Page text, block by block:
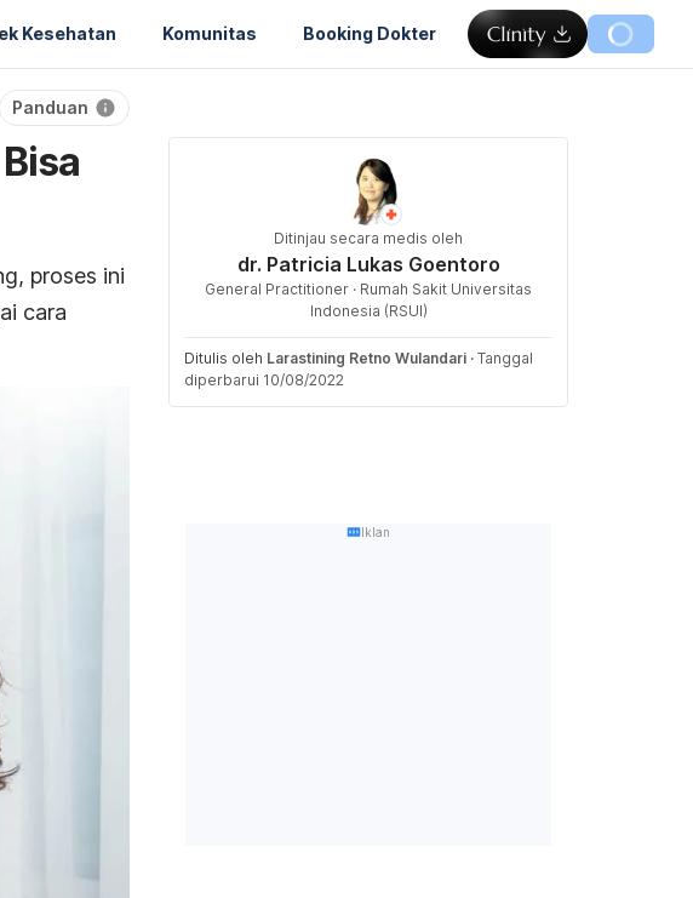
Kesehatan Komunitas Booking Dokter
Panduan
proses ini
cara
Ditinjau secara medis oleh
dr. Patricia Lukas Goentoro
General Practitioner · Rumah Sakit Universitas
Indonesia (RSUI)
Ditulis oleh Larastining Retno Wulandari · Tanggal
diperbarui 10/08/2022
Iklan